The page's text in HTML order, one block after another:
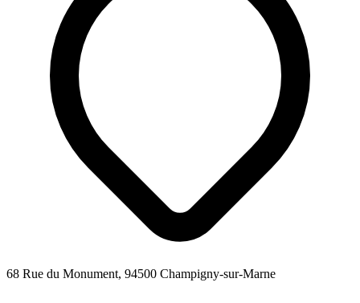
68 Rue du Monument, 94500 Champigny-sur-Marne